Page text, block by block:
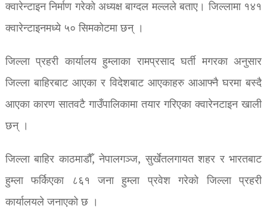
क्वारेन्टाइन निर्माण गरेको अध्यक्ष बाग्दल मल्लले बताए। जिल्लामा १४१
क्वारेन्टाइनमध्ये ५० सिमकोटमा छन् ।
जिल्ला प्रहरी कार्यालय हुम्लाका रामप्रसाद घर्ती मगरका अनुसार
जिल्ला बाहिरबाट आएका र विदेशबाट आएकाहरु आआफ्नै घरमा बस्दै
आएका कारण सातवटै गाउँपालिकामा तयार गरिएका क्वारेनटाइन खाली
छन् ।
जिल्ला बाहिर काठमाडौँ, नेपालगञ्ज, सुर्खेतलगायत शहर र भारतबाट
हुम्ला फर्किएका ८६१ जना हुम्ला प्रवेश गरेको जिल्ला प्रहरी
कार्यालयले जनाएको छ ।